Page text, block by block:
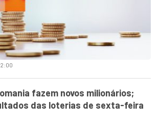
fazem novos milionários;
das loterias de sexta-feira